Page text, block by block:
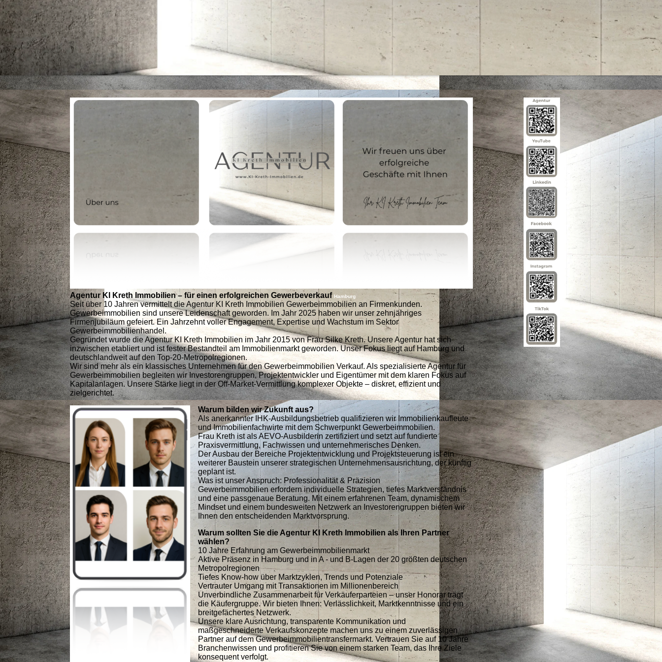
Agentur KI Kreth Immobilien – für einen erfolgreichen Gewerbeverkauf Hamburg
Seit über 10 Jahren vermittelt die Agentur KI Kreth Immobilien Gewerbeimmobilien an Firmenkunden.
Gewerbeimmobilien sind unsere Leidenschaft geworden. Im Jahr 2025 haben wir unser zehnjähriges
Firmenjubiläum gefeiert. Ein Jahrzehnt voller Engagement, Expertise und Wachstum im Sektor
Gewerbeimmobilienhandel.
Gegründet wurde die Agentur KI Kreth Immobilien im Jahr 2015 von Frau Silke Kreth. Unsere Agentur hat sich
inzwischen etabliert und ist fester Bestandteil am Immobilienmarkt geworden. Unser Fokus liegt auf Hamburg und
deutschlandweit auf den Top-20-Metropolregionen.
Wir sind mehr als ein klassisches Unternehmen für den Gewerbeimmobilien Verkauf. Als spezialisierte Agentur für
Gewerbeimmobilien begleiten wir Investorengruppen, Projektentwickler und Eigentümer mit dem klaren Fokus auf
Kapitalanlagen. Unsere Stärke liegt in der Off-Market-Vermittlung komplexer Objekte – diskret, effizient und
zielgerichtet.
Warum bilden wir Zukunft aus?
Als anerkannter IHK-Ausbildungsbetrieb qualifizieren wir Immobilienkaufleute
und Immobilienfachwirte mit dem Schwerpunkt Gewerbeimmobilien.
Frau Kreth ist als AEVO-Ausbilderin zertifiziert und setzt auf fundierte
Praxisvermittlung, Fachwissen und unternehmerisches Denken.
Der Ausbau der Bereiche Projektentwicklung und Projektsteuerung ist ein
weiterer Baustein unserer strategischen Unternehmensausrichtung, der künftig
geplant ist.
Was ist unser Anspruch: Professionalität & Präzision
Gewerbeimmobilien erfordern individuelle Strategien, tiefes Marktverständnis
und eine passgenaue Beratung. Mit einem erfahrenen Team, dynamischem
Mindset und einem bundesweiten Netzwerk an Investorengruppen bieten wir
Ihnen den entscheidenden Marktvorsprung.
Warum sollten Sie die Agentur KI Kreth Immobilien als Ihren Partner
wählen?
10 Jahre Erfahrung am Gewerbeimmobilienmarkt
Aktive Präsenz in Hamburg und in A - und B-Lagen der 20 größten deutschen
Metropolregionen
Tiefes Know-how über Marktzyklen, Trends und Potenziale
Vertrauter Umgang mit Transaktionen im Millionenbereich
Unverbindliche Zusammenarbeit für Verkäuferparteien – unser Honorar trägt
die Käufergruppe. Wir bieten Ihnen: Verlässlichkeit, Marktkenntnisse und ein
breitgefächertes Netzwerk.
Unsere klare Ausrichtung, transparente Kommunikation und
maßgeschneiderte Verkaufskonzepte machen uns zu einem zuverlässigen
Partner auf dem Gewerbeimmobilientransfermarkt. Vertrauen Sie auf 10 Jahre
Branchenwissen und profitieren Sie von einem starken Team, das Ihre Ziele
konsequent verfolgt.